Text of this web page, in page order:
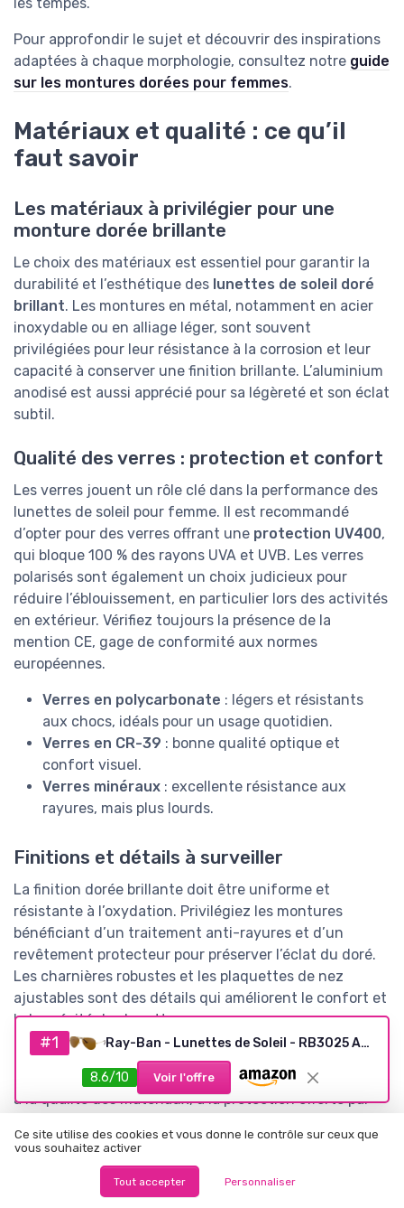
Pour approfondir le sujet et découvrir des inspirations
adaptées à chaque morphologie, consultez notre guide
sur les montures dorées pour femmes.
Matériaux et qualité : ce qu’il
faut savoir
Les matériaux à privilégier pour une
monture dorée brillante
Le choix des matériaux est essentiel pour garantir la
durabilité et l’esthétique des lunettes de soleil doré
brillant. Les montures en métal, notamment en acier
inoxydable ou en alliage léger, sont souvent
privilégiées pour leur résistance à la corrosion et leur
capacité à conserver une finition brillante. L’aluminium
anodisé est aussi apprécié pour sa légèreté et son éclat
subtil.
Qualité des verres : protection et confort
Les verres jouent un rôle clé dans la performance des
lunettes de soleil pour femme. Il est recommandé
d’opter pour des verres offrant une protection UV400,
qui bloque 100 % des rayons UVA et UVB. Les verres
polarisés sont également un choix judicieux pour
réduire l’éblouissement, en particulier lors des activités
en extérieur. Vérifiez toujours la présence de la
mention CE, gage de conformité aux normes
européennes.
Verres en polycarbonate : légers et résistants
aux chocs, idéals pour un usage quotidien.
Verres en CR-39 : bonne qualité optique et
confort visuel.
Verres minéraux : excellente résistance aux
rayures, mais plus lourds.
Finitions et détails à surveiller
La finition dorée brillante doit être uniforme et
résistante à l’oxydation. Privilégiez les montures
bénéficiant d’un traitement anti-rayures et d’un
revêtement protecteur pour préserver l’éclat du doré.
Les charnières robustes et les plaquettes de nez
ajustables sont des détails qui améliorent le confort et
la longévité des lunettes.
En résumé, pour bien choisir vos
femme doré brillant, portez une attention particulière
à la qualité des matériaux, à la protection offerte par
garantissent non seulement un style affirmé, mais
aussi une protection optimale et une durabilité accrue.
#1 Ray-Ban - Lunettes de Soleil - RB3025 Aviator Metal Aviator 58 mm Gold (Gold/B15 Crystal Brown)
8.6/10 Voir l'offre
Ce site utilise des cookies et vous donne le contrôle sur ceux que
vous souhaitez activer
Tout accepter Personnaliser